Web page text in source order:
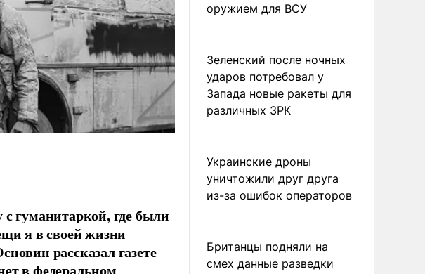
гуманитаркой, где были
я в своей жизни
рассказал газете
в федеральном
оружием для ВСУ
Зеленский после ночных
ударов потребовал у
Запада новые ракеты для
различных ЗРК
Украинские дроны
уничтожили друг друга
из-за ошибок операторов
Британцы подняли на
смех данные разведки